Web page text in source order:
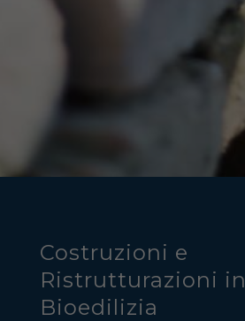
Costruzioni e
Ristrutturazioni in
Bioedilizia